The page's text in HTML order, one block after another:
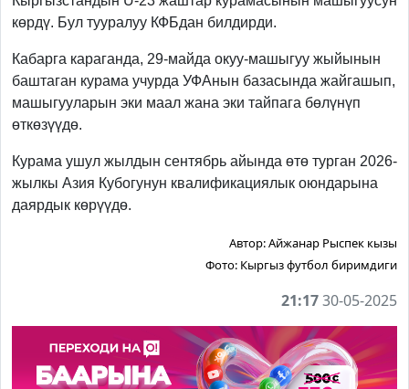
көрдү. Бул тууралуу КФБдан билдирди.
Кабарга караганда, 29-майда окуу-машыгуу жыйынын
баштаган курама учурда УФАнын базасында жайгашып,
машыгууларын эки маал жана эки тайпага бөлүнүп
өткөзүүдө.
Курама ушул жылдын сентябрь айында өтө турган 2026-
жылкы Азия Кубогунун квалификациялык оюндарына
даярдык көрүүдө.
Автор:Айжанар Рыспек кызы
Фото: Кыргыз футбол биримдиги
21:1730-05-2025